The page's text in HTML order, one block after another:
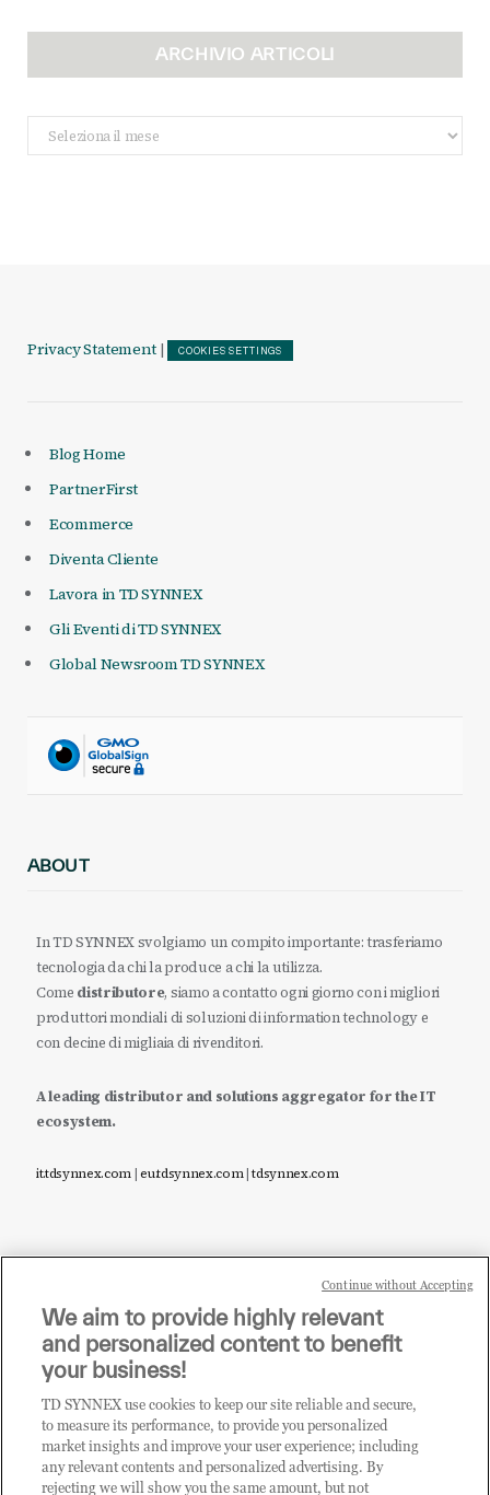
ARCHIVIO ARTICOLI
Archivio
Articoli
Privacy Statement | COOKIES SETTINGS
Blog Home
PartnerFirst
Ecommerce
Diventa Cliente
Lavora in TD SYNNEX
Gli Eventi di TD SYNNEX
Global Newsroom TD SYNNEX
ABOUT
In TD SYNNEX svolgiamo un compito importante: trasferiamo
tecnologia da chi la produce a chi la utilizza.
Come distributore, siamo a contatto ogni giorno con i migliori
produttori mondiali di soluzioni di information technology e
con decine di migliaia di rivenditori.
A leading distributor and solutions aggregator for the IT
ecosystem.
it.tdsynnex.com|eu.tdsynnex.com|tdsynnex.com
Sei un rivenditore di tecnologia e desideri acquistare
i prodotti o le soluzioni trattate sul blog?
CLICCA QUI E DIVENTA
CLIENTE TD SYNNEX
We aim to provide highly relevant
and personalized content to benefit
your business!
TD SYNNEX use cookies to keep our site reliable and secure,
to measure its performance, to provide you personalized
market insights and improve your user experience; including
any relevant contents and personalized advertising. By
rejecting we will show you the same amount, but not
Continue without Accepting